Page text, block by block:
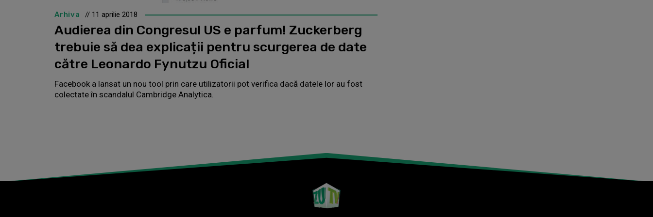
Arhiva // 11 aprilie 2018
Audierea din Congresul US e parfum! Zuckerberg
trebuie să dea explicații pentru scurgerea de date
către Leonardo Fynutzu Oficial
Facebook a lansat un nou tool prin care utilizatorii pot verifica dacă datele lor au fost
colectate în scandalul Cambridge Analytica.